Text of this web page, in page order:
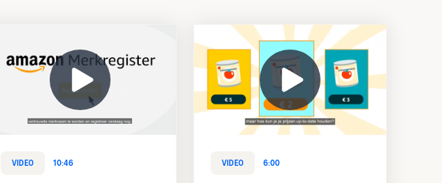
VIDEO 10:46 VIDEO 6:00